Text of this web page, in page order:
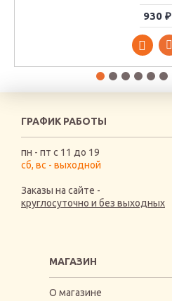
930 ₽
ГРАФИК РАБОТЫ
пн - пт с 11 до 19
сб, вс - выходной
Заказы на сайте -
круглосуточно и без выходных
МАГАЗИН
О магазине